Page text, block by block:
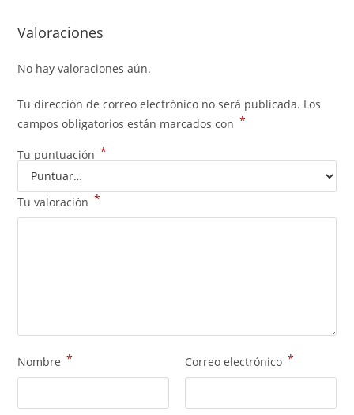
Valoraciones
No hay valoraciones aún.
Tu dirección de correo electrónico no será publicada. Los
campos obligatorios están marcados con *
Tu puntuación *
Tu valoración *
Nombre * Correo electrónico *